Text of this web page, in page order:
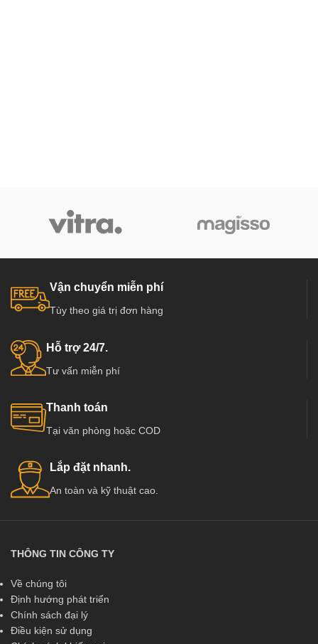
Vận chuyển miễn phí
Tùy theo giá trị đơn hàng
Hỗ trợ 24/7.
Tư vấn miễn phí
Thanh toán
Tại văn phòng hoặc COD
Lắp đặt nhanh.
An toàn và kỹ thuật cao.
THÔNG TIN CÔNG TY
Về chúng tôi
Định hướng phát triển
Chính sách đại lý
Điều kiện sử dụng